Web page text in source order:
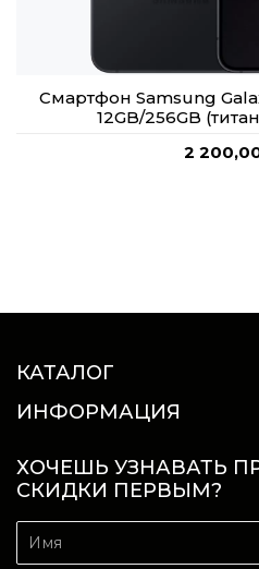
Смартфон Samsung
12GB/256GB
2
КАТАЛОГ
ИНФОРМАЦИЯ
ХОЧЕШЬ УЗНАВАТЬ
СКИДКИ ПЕРВЫМ?